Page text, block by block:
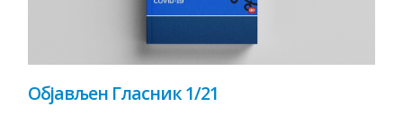
Објављен Гласник 1/21